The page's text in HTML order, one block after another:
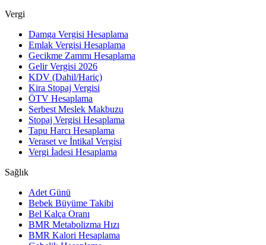
Vergi
Damga Vergisi Hesaplama
Emlak Vergisi Hesaplama
Gecikme Zammı Hesaplama
Gelir Vergisi 2026
KDV (Dahil/Hariç)
Kira Stopaj Vergisi
ÖTV Hesaplama
Serbest Meslek Makbuzu
Stopaj Vergisi Hesaplama
Tapu Harcı Hesaplama
Veraset ve İntikal Vergisi
Vergi İadesi Hesaplama
Sağlık
Adet Günü
Bebek Büyüme Takibi
Bel Kalça Oranı
BMR Metabolizma Hızı
BMR Kalori Hesaplama